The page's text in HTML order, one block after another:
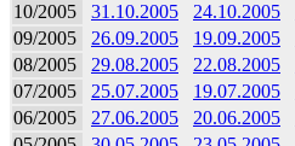
10/2005
31.10.2005 24.10.2005
09/2005
26.09.2005 19.09.2005
08/2005
29.08.2005 22.08.2005
07/2005
25.07.2005 19.07.2005
06/2005
27.06.2005 20.06.2005